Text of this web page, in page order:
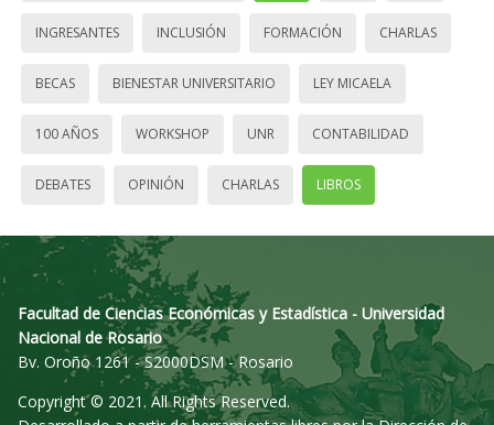
INGRESANTES INCLUSIÓN FORMACIÓN CHARLAS
BECAS BIENESTAR UNIVERSITARIO LEY MICAELA
100 AÑOS WORKSHOP UNR CONTABILIDAD
DEBATES OPINIÓN CHARLAS LIBROS
Facultad de Ciencias Económicas y Estadística - Universidad
Nacional de Rosario
Bv. Oroño 1261 - S2000DSM - Rosario
Copyright © 2021. All Rights Reserved.